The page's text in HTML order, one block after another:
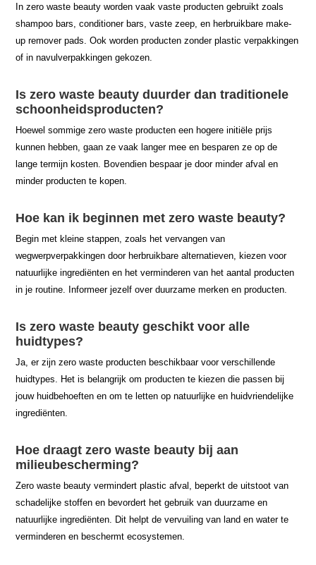
In zero waste beauty worden vaak vaste producten gebruikt zoals
shampoo bars, conditioner bars, vaste zeep, en herbruikbare make-
up remover pads. Ook worden producten zonder plastic verpakkingen
of in navulverpakkingen gekozen.
Is zero waste beauty duurder dan traditionele
schoonheidsproducten?
Hoewel sommige zero waste producten een hogere initiële prijs
kunnen hebben, gaan ze vaak langer mee en besparen ze op de
lange termijn kosten. Bovendien bespaar je door minder afval en
minder producten te kopen.
Hoe kan ik beginnen met zero waste beauty?
Begin met kleine stappen, zoals het vervangen van
wegwerpverpakkingen door herbruikbare alternatieven, kiezen voor
natuurlijke ingrediënten en het verminderen van het aantal producten
in je routine. Informeer jezelf over duurzame merken en producten.
Is zero waste beauty geschikt voor alle
huidtypes?
Ja, er zijn zero waste producten beschikbaar voor verschillende
huidtypes. Het is belangrijk om producten te kiezen die passen bij
jouw huidbehoeften en om te letten op natuurlijke en huidvriendelijke
ingrediënten.
Hoe draagt zero waste beauty bij aan
milieubescherming?
Zero waste beauty vermindert plastic afval, beperkt de uitstoot van
schadelijke stoffen en bevordert het gebruik van duurzame en
natuurlijke ingrediënten. Dit helpt de vervuiling van land en water te
verminderen en beschermt ecosystemen.